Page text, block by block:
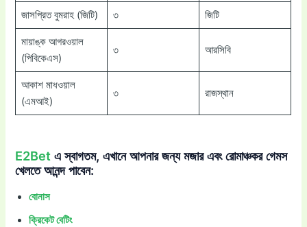
জাসপ্রিত বুমরাহ (জিটি) ৩ জিটি
মায়াঙ্ক আগরওয়াল
(পিবিকেএস)
৩ আরসিবি
আকাশ মাধওয়াল
(এমআই)
৩ রাজস্থান
E2Bet এ স্বাগতম, এখানে আপনার জন্য মজার এবং রোমাঞ্চকর গেমস
খেলতে আনন্দ পাবেন:
বোনাস
ক্রিকেট বেটিং